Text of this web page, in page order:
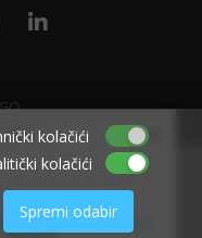
Don't allow
Allow
×
kolačići
kolačići
Spremi odabir